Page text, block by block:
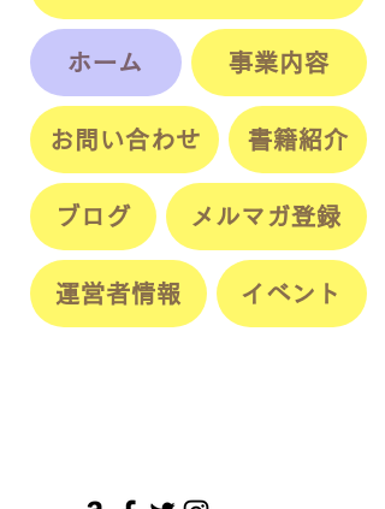
ホーム 事業内容
お問い合わせ 書籍紹介
ブログ メルマガ登録
運営者情報 イベント